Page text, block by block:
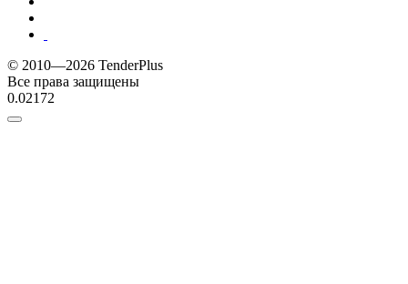
© 2010—2026 TenderPlus
Все права защищены
0.02172